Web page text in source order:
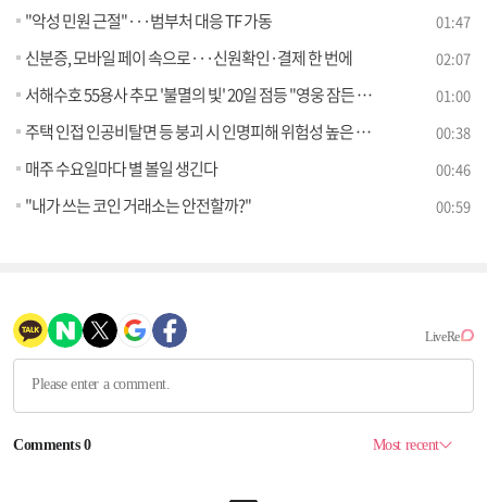
"악성 민원 근절"···범부처 대응 TF 가동 01:47
신분증, 모바일 페이 속으로···신원확인·결제 한 번에 02:07
서해수호 55용사 추모 '불멸의 빛' 20일 점등 "영웅 잠든 국립대전현충원 하늘 사흘간 밝힌다" 01:00
주택 인접 인공비탈면 등 붕괴 시 인명피해 위험성 높은 급경사지 관리 강화 00:38
매주 수요일마다 별 볼일 생긴다 00:46
"내가 쓰는 코인 거래소는 안전할까?" 00:59